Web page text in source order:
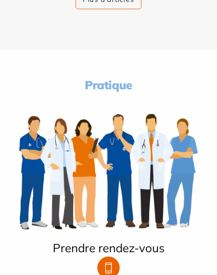
Pratique
Prendre rendez-vous